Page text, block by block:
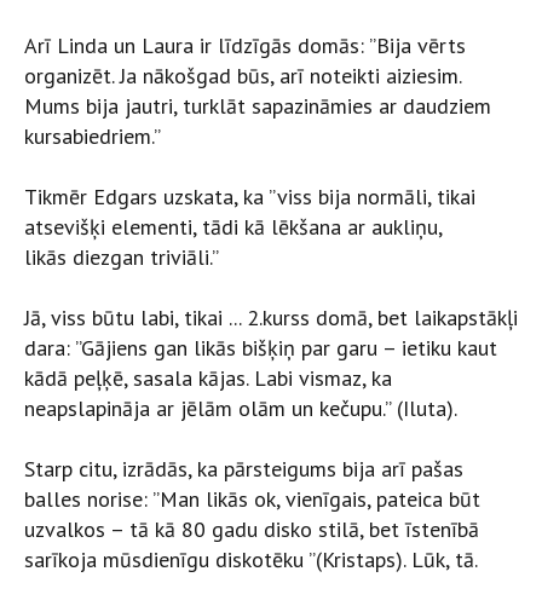
Arī Linda un Laura ir līdzīgās domās: ”Bija vērts
organizēt. Ja nākošgad būs, arī noteikti aiziesim.
Mums bija jautri, turklāt sapazināmies ar daudziem
kursabiedriem.”
Tikmēr Edgars uzskata, ka ”viss bija normāli, tikai
atsevišķi elementi, tādi kā lēkšana ar aukliņu,
likās diezgan triviāli.”
Jā, viss būtu labi, tikai ... 2.kurss domā, bet laikapstākļi
dara: ”Gājiens gan likās bišķiņ par garu – ietiku kaut
kādā peļķē, sasala kājas. Labi vismaz, ka
neapslapināja ar jēlām olām un kečupu.” (Iluta).
Starp citu, izrādās, ka pārsteigums bija arī pašas
balles norise: ”Man likās ok, vienīgais, pateica būt
uzvalkos – tā kā 80 gadu disko stilā, bet īstenībā
sarīkoja mūsdienīgu diskotēku ”(Kristaps). Lūk, tā.